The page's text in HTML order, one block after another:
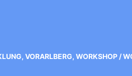
, VORARLBERG, WORKSHOP /